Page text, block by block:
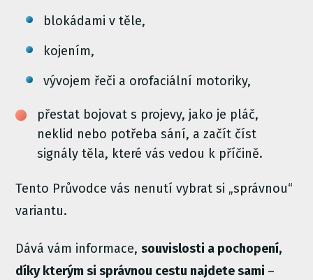
blokádami v těle,
kojením,
vývojem řeči a orofaciální motoriky,
přestat bojovat s projevy, jako je pláč,
neklid nebo potřeba sání, a začít číst
signály těla, které vás vedou k příčině.
Tento Průvodce vás nenutí vybrat si „správnou“
variantu.
Dává vám informace,souvislosti a pochopení,
díky kterým si správnou cestu najdete sami –